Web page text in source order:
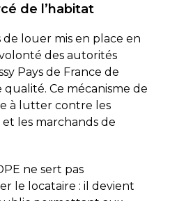
de l’habitat
de louer mis en place en
des autorités
Pays de France de
Ce mécanisme de
à lutter contre les
les marchands de
ne sert pas
le locataire : il devient